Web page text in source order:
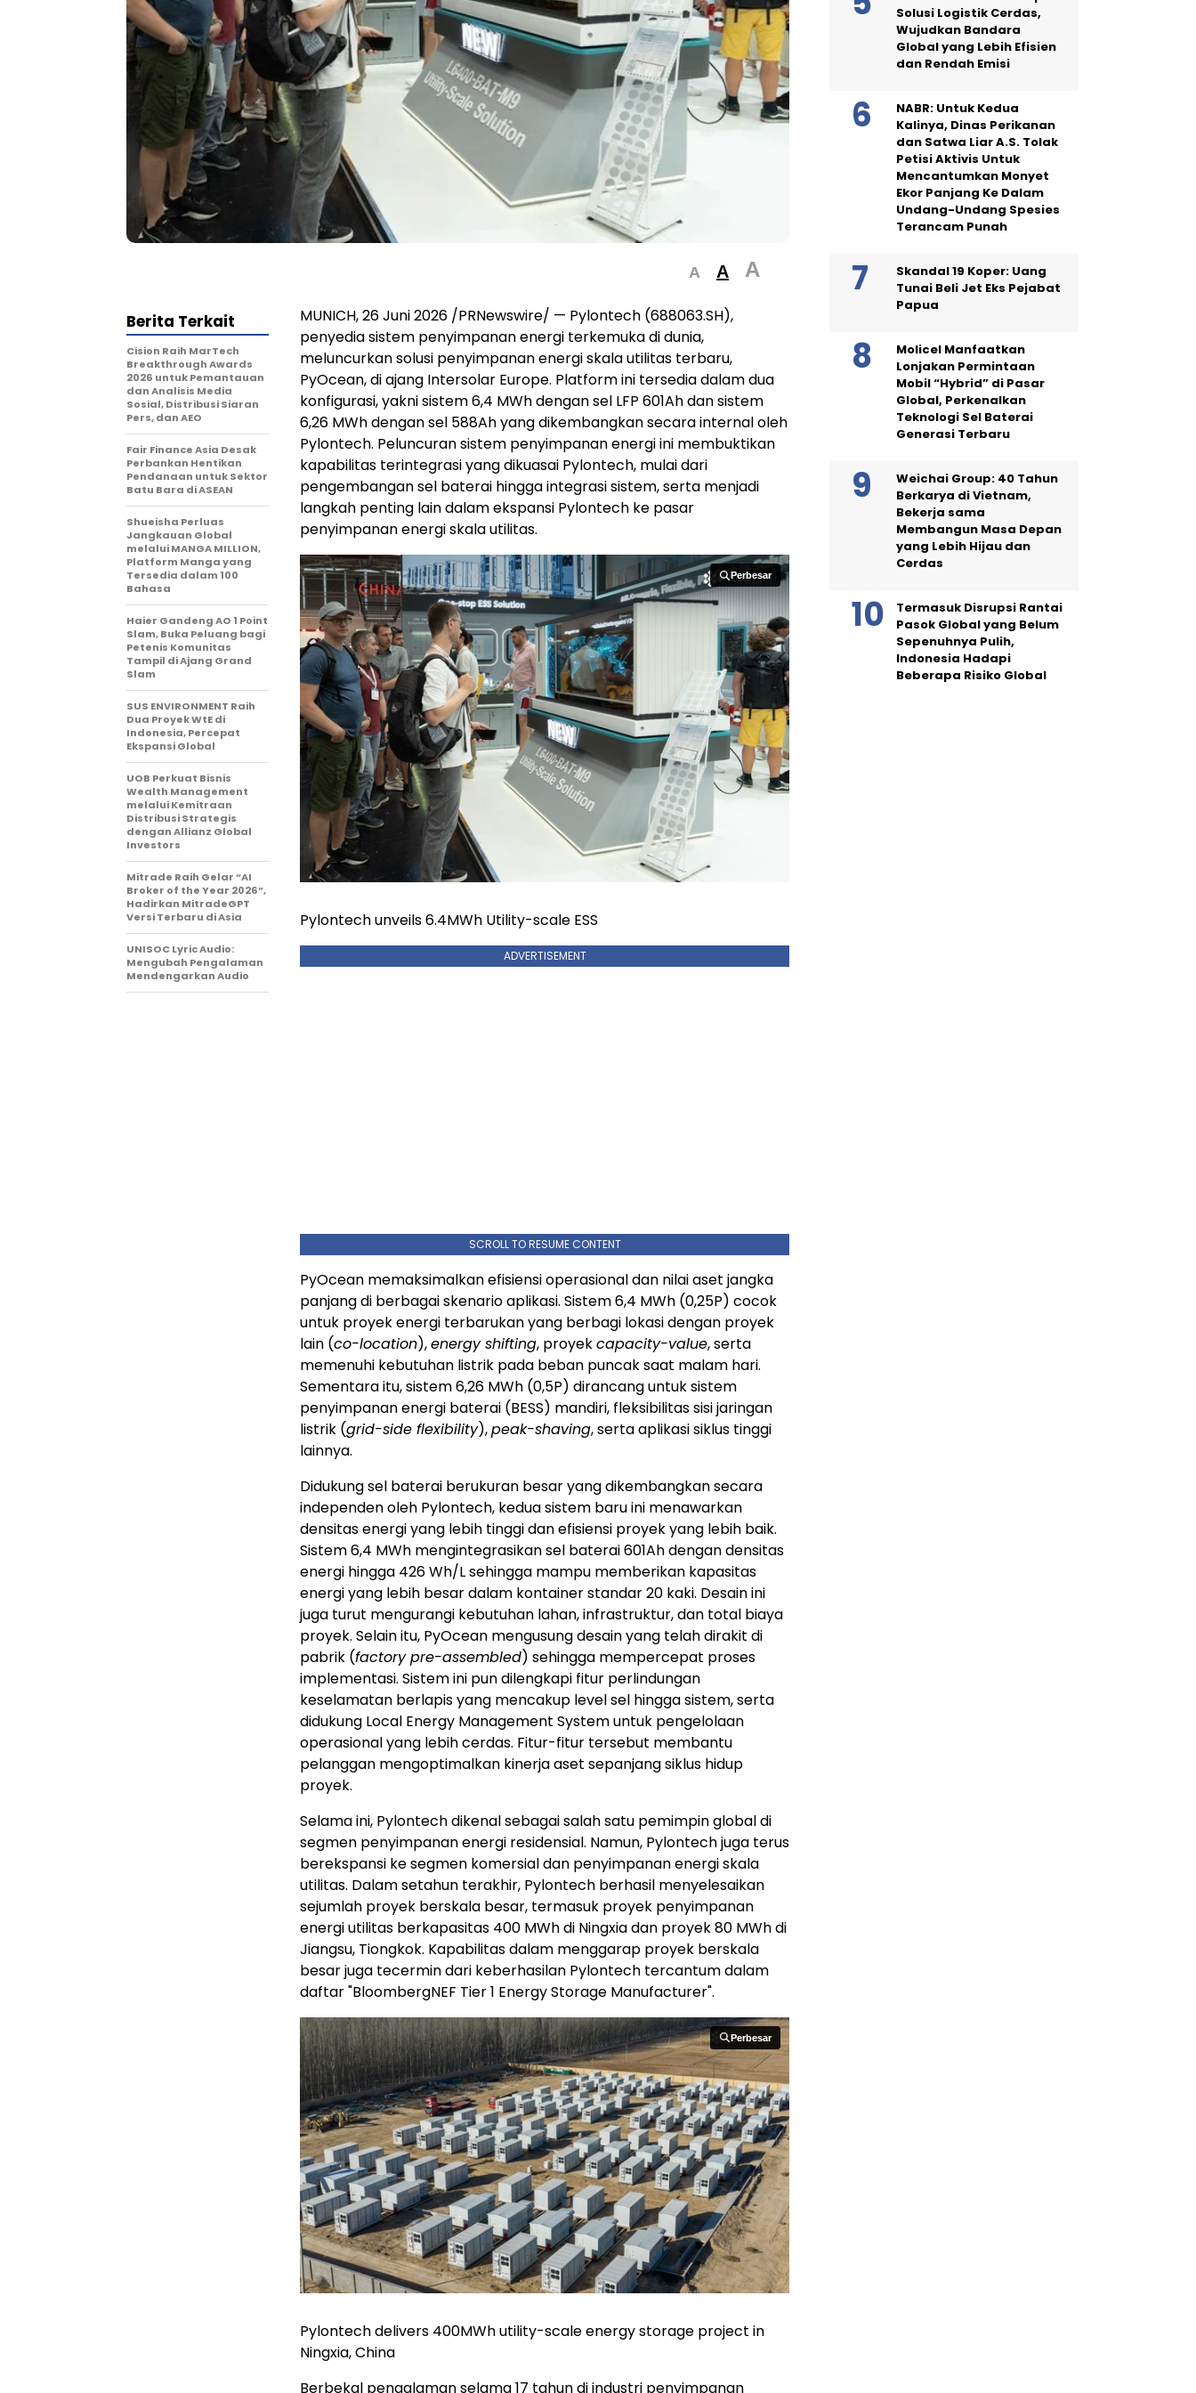
A A A
MUNICH, 26 Juni 2026 /PRNewswire/ — Pylontech (688063.SH),
penyedia sistem penyimpanan energi terkemuka di dunia,
meluncurkan solusi penyimpanan energi skala utilitas terbaru,
PyOcean, di ajang Intersolar Europe. Platform ini tersedia dalam dua
konfigurasi, yakni sistem 6,4 MWh dengan sel LFP 601Ah dan sistem
6,26 MWh dengan sel 588Ah yang dikembangkan secara internal oleh
Pylontech. Peluncuran sistem penyimpanan energi ini membuktikan
kapabilitas terintegrasi yang dikuasai Pylontech, mulai dari
pengembangan sel baterai hingga integrasi sistem, serta menjadi
langkah penting lain dalam ekspansi Pylontech ke pasar
penyimpanan energi skala utilitas.
Perbesar
Perbesar
Pylontech unveils 6.4MWh Utility-scale ESS
ADVERTISEMENT
SCROLL TO RESUME CONTENT
PyOcean memaksimalkan efisiensi operasional dan nilai aset jangka
panjang di berbagai skenario aplikasi. Sistem 6,4 MWh (0,25P) cocok
untuk proyek energi terbarukan yang berbagi lokasi dengan proyek
lain (co-location),energy shifting, proyekcapacity-value, serta
memenuhi kebutuhan listrik pada beban puncak saat malam hari.
Sementara itu, sistem 6,26 MWh (0,5P) dirancang untuk sistem
penyimpanan energi baterai (BESS) mandiri, fleksibilitas sisi jaringan
listrik (grid-side flexibility),peak-shaving, serta aplikasi siklus tinggi
lainnya.
Didukung sel baterai berukuran besar yang dikembangkan secara
independen oleh Pylontech, kedua sistem baru ini menawarkan
densitas energi yang lebih tinggi dan efisiensi proyek yang lebih baik.
Sistem 6,4 MWh mengintegrasikan sel baterai 601Ah dengan densitas
energi hingga 426 Wh/L sehingga mampu memberikan kapasitas
energi yang lebih besar dalam kontainer standar 20 kaki. Desain ini
juga turut mengurangi kebutuhan lahan, infrastruktur, dan total biaya
proyek. Selain itu, PyOcean mengusung desain yang telah dirakit di
pabrik (factory pre-assembled) sehingga mempercepat proses
implementasi. Sistem ini pun dilengkapi fitur perlindungan
keselamatan berlapis yang mencakup level sel hingga sistem, serta
didukung Local Energy Management System untuk pengelolaan
operasional yang lebih cerdas. Fitur-fitur tersebut membantu
pelanggan mengoptimalkan kinerja aset sepanjang siklus hidup
proyek.
Selama ini, Pylontech dikenal sebagai salah satu pemimpin global di
segmen penyimpanan energi residensial. Namun, Pylontech juga terus
berekspansi ke segmen komersial dan penyimpanan energi skala
utilitas. Dalam setahun terakhir, Pylontech berhasil menyelesaikan
sejumlah proyek berskala besar, termasuk proyek penyimpanan
energi utilitas berkapasitas 400 MWh di Ningxia dan proyek 80 MWh di
Jiangsu, Tiongkok. Kapabilitas dalam menggarap proyek berskala
besar juga tecermin dari keberhasilan Pylontech tercantum dalam
daftar "BloombergNEF Tier 1 Energy Storage Manufacturer".
Perbesar
Perbesar
Pylontech delivers 400MWh utility-scale energy storage project in
Ningxia, China
Berbekal pengalaman selama 17 tahun di industri penyimpanan
Berita Terkait
Cision Raih MarTech
Breakthrough Awards
2026 untuk Pemantauan
dan Analisis Media
Sosial, Distribusi Siaran
Pers, dan AEO
Fair Finance Asia Desak
Perbankan Hentikan
Pendanaan untuk Sektor
Batu Bara di ASEAN
Shueisha Perluas
Jangkauan Global
melalui MANGA MILLION,
Platform Manga yang
Tersedia dalam 100
Bahasa
Haier Gandeng AO 1 Point
Slam, Buka Peluang bagi
Petenis Komunitas
Tampil di Ajang Grand
Slam
SUS ENVIRONMENT Raih
Dua Proyek WtE di
Indonesia, Percepat
Ekspansi Global
UOB Perkuat Bisnis
Wealth Management
melalui Kemitraan
Distribusi Strategis
dengan Allianz Global
Investors
Mitrade Raih Gelar “AI
Broker of the Year 2026”,
Hadirkan MitradeGPT
Versi Terbaru di Asia
UNISOC Lyric Audio:
Mengubah Pengalaman
Mendengarkan Audio
Solusi Logistik Cerdas,
Wujudkan Bandara
Global yang Lebih Efisien
dan Rendah Emisi
NABR: Untuk Kedua
Kalinya, Dinas Perikanan
dan Satwa Liar A.S. Tolak
Petisi Aktivis Untuk
Mencantumkan Monyet
Ekor Panjang Ke Dalam
Undang-Undang Spesies
Terancam Punah
Skandal 19 Koper: Uang
Tunai Beli Jet Eks Pejabat
Papua
Molicel Manfaatkan
Lonjakan Permintaan
Mobil “Hybrid” di Pasar
Global, Perkenalkan
Teknologi Sel Baterai
Generasi Terbaru
Weichai Group: 40 Tahun
Berkarya di Vietnam,
Bekerja sama
Membangun Masa Depan
yang Lebih Hijau dan
Cerdas
Termasuk Disrupsi Rantai
Pasok Global yang Belum
Sepenuhnya Pulih,
Indonesia Hadapi
Beberapa Risiko Global